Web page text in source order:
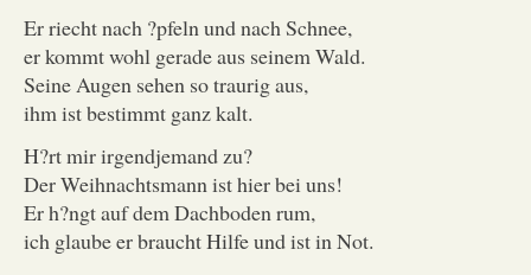
Er riecht nach ?pfeln und nach Schnee,
er kommt wohl gerade aus seinem Wald.
Seine Augen sehen so traurig aus,
ihm ist bestimmt ganz kalt.
H?rt mir irgendjemand zu?
Der Weihnachtsmann ist hier bei uns!
Er h?ngt auf dem Dachboden rum,
ich glaube er braucht Hilfe und ist in Not.